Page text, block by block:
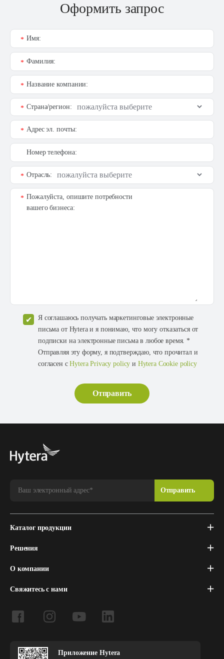
Оформить запрос
Имя:
*
Фамилия:
*
Название компании:
*
Страна/регион:
*
Адрес эл. почты:
*
Номер телефона:
Отрасль:
*
Пожалуйста, опишите потребности
вашего бизнеса:
*
Я соглашаюсь получать маркетинговые электронные
письма от Hytera и я понимаю, что могу отказаться от
подписки на электронные письма в любое время. *
Отправляя эту форму, я подтверждаю, что прочитал и
согласен сHytera Privacy policy и Hytera Cookie policy
Каталог продукции
Решения
О компании
Свяжитесь с нами
Приложение Hytera